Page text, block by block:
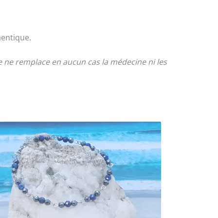
remplace en aucun cas la médecine ni les